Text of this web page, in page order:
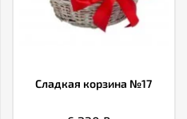
Сладкая корзина №17